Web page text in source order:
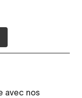
avec nos